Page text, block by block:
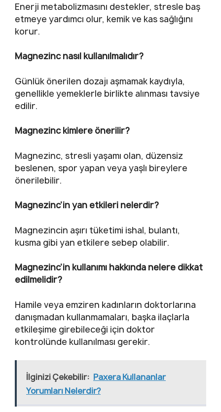
Enerji metabolizmasını destekler, stresle baş
etmeye yardımcı olur, kemik ve kas sağlığını
korur.
Magnezinc nasıl kullanılmalıdır?
Günlük önerilen dozajı aşmamak kaydıyla,
genellikle yemeklerle birlikte alınması tavsiye
edilir.
Magnezinc kimlere önerilir?
Magnezinc, stresli yaşamı olan, düzensiz
beslenen, spor yapan veya yaşlı bireylere
önerilebilir.
Magnezinc’in yan etkileri nelerdir?
Magnezincin aşırı tüketimi ishal, bulantı,
kusma gibi yan etkilere sebep olabilir.
Magnezinc’in kullanımı hakkında nelere dikkat
edilmelidir?
Hamile veya emziren kadınların doktorlarına
danışmadan kullanmamaları, başka ilaçlarla
etkileşime girebileceği için doktor
kontrolünde kullanılması gerekir.
İlginizi Çekebilir: Paxera Kullananlar
Yorumları Nelerdir?